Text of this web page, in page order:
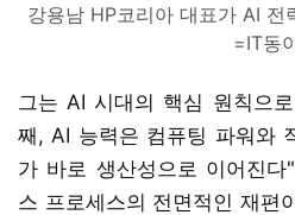
강용남 HP코리아 대표가 AI
=IT동
그는 AI 시대의 핵심 원칙으
째, AI 능력은 컴퓨팅 파워와
가 바로 생산성으로 이어진
스 프로세스의 전면적인 재편